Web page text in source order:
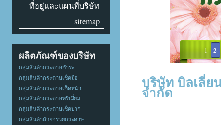
ที่อยู่และแผนที่บริษัท
sitemap
ผลิตภัณฑ์ของบริษัท
กลุ่มสินค้ากระดาษชำระ
กลุ่มสินค้ากระดาษเช็ดมือ
กลุ่มสินค้ากระดาษเช็ดหน้า
กลุ่มสินค้ากระดาษพรีเมี่ยม
กลุ่มสินค้ากระดาษเช็ดปาก
กลุ่มสินค้าถ้วยกรวยกระดาษ
1 2
บริษัท บิลเลี่ย
จำกัด